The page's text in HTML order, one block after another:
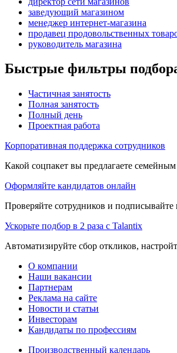
заведующий магазином
менеджер интернет-магазина
продавец продовольственных
руководитель магазина
Быстрые фильтры
Частичная занятость
Полная занятость
Полный день
Проектная работа
Корпоративная поддержка сотрудников
Какой соцпакет вы предлагаете
Оформляйте кандидатов онлайн
Проверяйте сотрудников и
Ускорьте подбор в 2 раза с Talantix
Автоматизируйте сбор откликов,
О компании
Наши вакансии
Партнерам
Реклама на сайте
Новости и статьи
Инвесторам
Кандидаты по профессиям
Производственный календарь